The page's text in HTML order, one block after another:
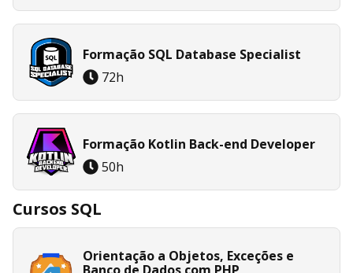
de dados de forma rápida e precisa, tornando-
o uma habilidade valiosa e altamente
procurada no mercado de trabalho.
Formação SQL Database Specialist
72h
Formação Kotlin Back-end Developer
50h
Cursos SQL
Orientação a Objetos, Exceções e